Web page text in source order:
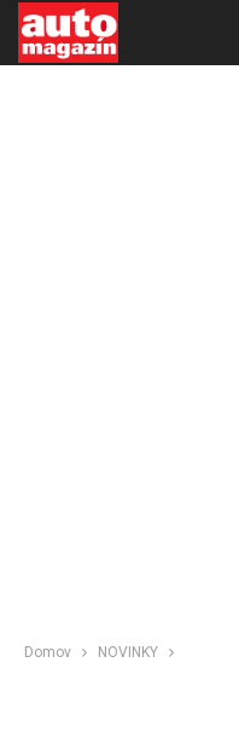
Domov NOVINKY